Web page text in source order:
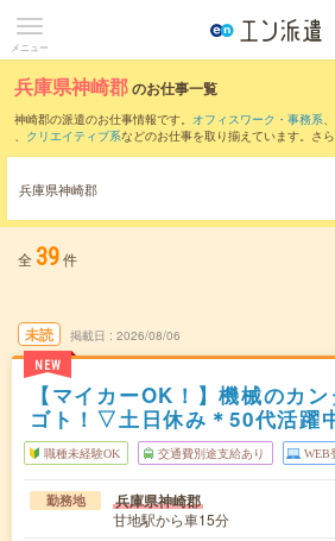
メニュー
兵庫県神崎郡のお仕事一覧
神崎郡の派遣のお仕事情報です。 オフィスワーク・事務系、
、 クリエイティブ系などのお仕事を取り揃えています。さら
また、姫路市・ など隣接エリアのお仕事もご確認い
兵庫県神崎郡
全 39件
未読
NEW
掲載日 2026/08/06
【マイカーOK！】機械のカ
ゴト！▽土日休み＊50代活躍
職種未経験OK 交通費別途支給あり WEB
勤務地 兵庫県神崎郡
甘地駅から車15分